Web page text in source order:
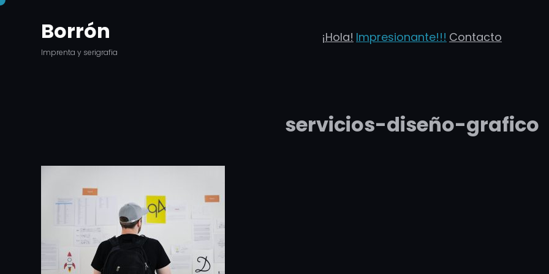
Saltar
contenido
Borrón
Imprenta y serigrafia
¡Hola! Impresionante!!! Contacto
servicios-diseño-grafico